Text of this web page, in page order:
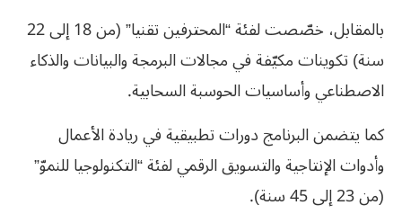
بالمقابل، خصّصت لفئة “المحترفين تقنيا” (من 18 إلى 22
سنة) تكوينات مكيّفة في مجالات البرمجة والبيانات والذكاء
الاصطناعي وأساسيات الحوسبة السحابية.
كما يتضمن البرنامج دورات تطبيقية في ريادة الأعمال
وأدوات الإنتاجية والتسويق الرقمي لفئة “التكنولوجيا للنموّ”
(من 23 إلى 45 سنة).